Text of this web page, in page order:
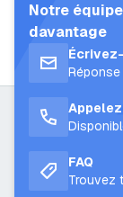
Notre
davantage
FAQ
Trouvez